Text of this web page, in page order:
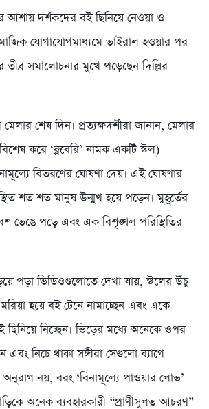
আশায় দর্শকদের বই ছিনিয়ে নেওয়া ও
যোগাযোগমাধ্যমে ভাইরাল হওয়ার পর
তীব্র সমালোচনার মুখে পড়েছেন দিল্লির
শেষ দিন। প্রত্যক্ষদর্শীরা জানান, মেলার
করে ‘ব্লুবেরি’ নামক একটি স্টল)
বিতরণের ঘোষণা দেয়। এই ঘোষণার
শত শত মানুষ উন্মুখ হয়ে পড়েন। মুহূর্তের
ভেঙে পড়ে এবং এক বিশৃঙ্খল পরিস্থিতির
পড়া ভিডিওগুলোতে দেখা যায়, স্টলের উঁচু
হয়ে বই টেনে নামাচ্ছেন এবং একে
নিচ্ছেন। ভিড়ের মধ্যে অনেকে ওপর
নিচে থাকা সঙ্গীরা সেগুলো ব্যাগে
নয়, বরং ‘বিনামূল্যে পাওয়ার লোভ’
অনেক ব্যবহারকারী “প্রাণীসুলভ আচরণ”